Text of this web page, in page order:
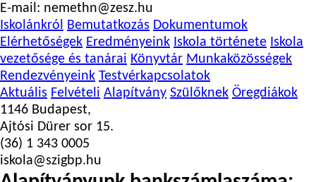
E-mail: nemethn@zesz.hu
Iskolánkról Bemutatkozás Dokumentumok
Elérhetőségek Eredményeink Iskola története Iskola
vezetősége és tanárai Könyvtár Munkaközösségek
Rendezvényeink Testvérkapcsolatok
Aktuális Felvételi Alapítvány Szülőknek Öregdiákok
1146 Budapest,
Ajtósi Dürer sor 15.
(36) 1 343 0005
iskola@szigbp.hu